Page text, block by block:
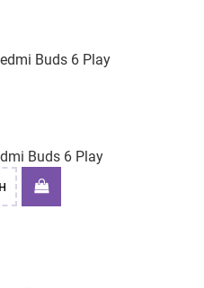
Buds 6 Play